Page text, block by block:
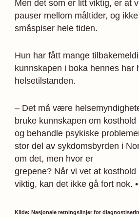
Men det som er litt viktig, er at
pauser mellom måltider, og
småspiser hele tiden.
Hun har fått mange
kunnskapen i boka hennes har
helsetilstanden.
– Det må være
bruke kunnskapen om
og behandle psykiske
stor del av sykdomsbyrden i
om det, men hvor er
grepene? Når vi vet at
viktig, kan det ikke gå fort nok. •
Kilde: Nasjonale retningslinjer for